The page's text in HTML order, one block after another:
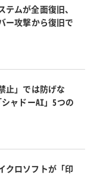
ムが全面復旧、
ー攻撃から復旧で
止」では防げな
ャドーAI」5つの
クロソフトが「印